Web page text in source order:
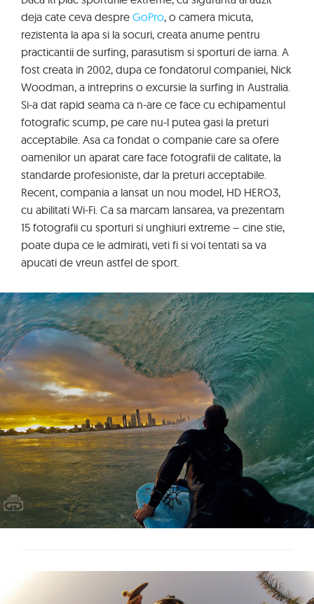
deja cate ceva despre GoPro, o camera micuta,
rezistenta la apa si la socuri, creata anume pentru
practicantii de surfing, parasutism si sporturi de iarna. A
fost creata in 2002, dupa ce fondatorul companiei, Nick
Woodman, a intreprins o excursie la surfing in Australia.
Si-a dat rapid seama ca n-are ce face cu echipamentul
fotografic scump, pe care nu-l putea gasi la preturi
acceptabile. Asa ca fondat o companie care sa ofere
oamenilor un aparat care face fotografii de calitate, la
standarde profesioniste, dar la preturi acceptabile.
Recent, compania a lansat un nou model, HD HERO3,
cu abilitati Wi-Fi. Ca sa marcam lansarea, va prezentam
15 fotografii cu sporturi si unghiuri extreme – cine stie,
poate dupa ce le admirati, veti fi si voi tentati sa va
apucati de vreun astfel de sport.